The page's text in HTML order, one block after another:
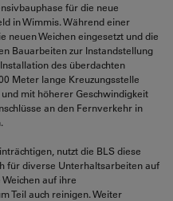
für die neue
in Wimmis. Während einer
neuen Weichen eingesetzt und die
Bauarbeiten zur Instandstellung
des überdachten
Meter lange Kreuzungsstelle
mit höherer Geschwindigkeit
an den Fernverkehr in
nutzt die BLS diese
für diverse Unterhaltsarbeiten auf
auf ihre
Teil auch reinigen. Weiter